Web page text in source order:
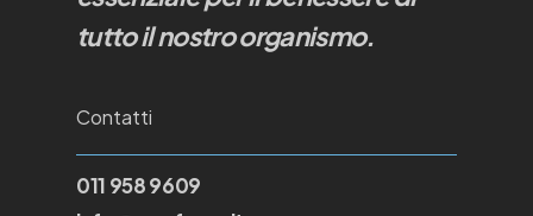
tutto il nostro organismo.
Contatti
011 958 9609